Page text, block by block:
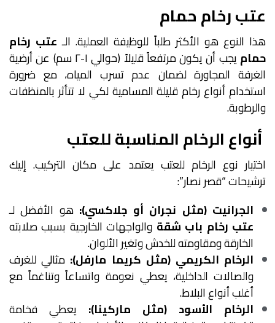
عتب رخام حمام
هذا النوع هو الأكثر طلباً للوظيفة العملية. الـ عتب رخام
حمام
يجب أن يكون مرتفعاً قليلاً (حوالي ١-٢ سم) عن أرضية
الغرفة المجاورة لضمان عدم تسرب المياه، مع ضرورة
استخدام أنواع رخام قليلة المسامية لكي لا تتأثر بالمنظفات
والرطوبة.
أنواع الرخام المناسبة للعتب
اختيار نوع الرخام للعتب يعتمد على مكان التركيب. إليك
ترشيحات “قصر نصار”:
الجرانيت (مثل نجران أو جلاكسي): هو الأفضل لـ
عتب رخام باب شقة والواجهات الخارجية بسبب صلابته
الخارقة ومقاومته للخدش وتغير الألوان.
الرخام الكريمي (مثل كريما مارفل): مثالي للغرف
والصالات الداخلية، يعطي نعومة واتساعاً وتناغماً مع
أغلب أنواع البلاط.
الرخام الأسود (مثل ماركينا): يعطي فخامة